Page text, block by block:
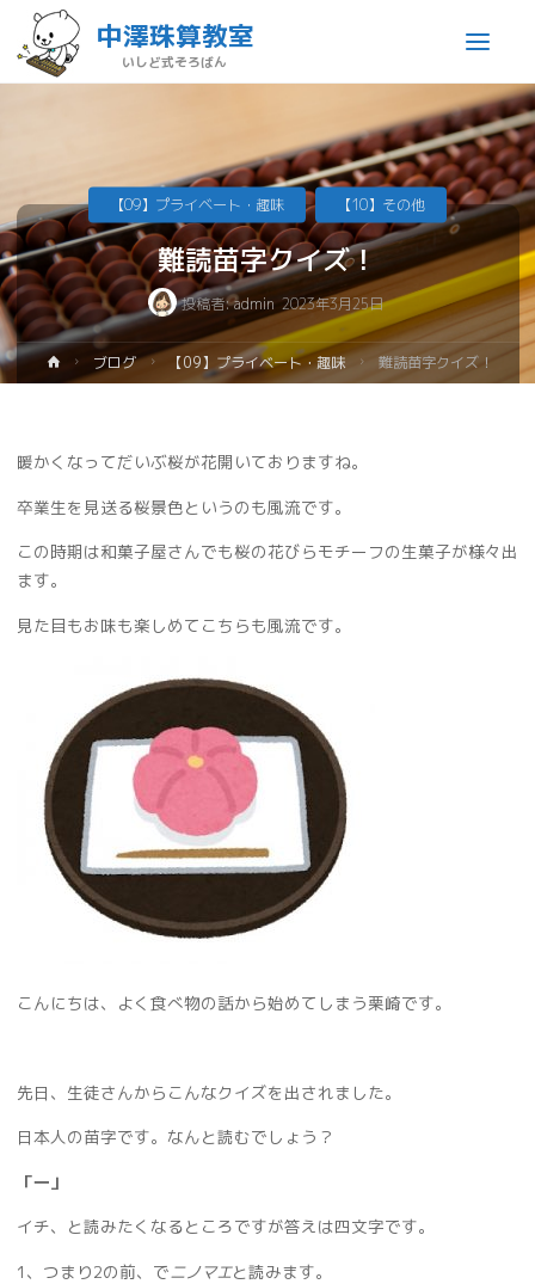
中澤珠算教室
いしど式そろばん
難読苗字クイズ！
投稿者:admin 2023年3月25日
【09】プライベート・趣味 【10】その他
ブログ 【09】プライベート・趣味 難読苗字クイズ！
暖かくなってだいぶ桜が花開いておりますね。
卒業生を見送る桜景色というのも風流です。
この時期は和菓子屋さんでも桜の花びらモチーフの生菓子が様々出
ます。
見た目もお味も楽しめてこちらも風流です。
こんにちは、よく食べ物の話から始めてしまう栗崎です。
先日、生徒さんからこんなクイズを出されました。
日本人の苗字です。なんと読むでしょう？
「一」
イチ、と読みたくなるところですが答えは四文字です。
1、つまり2の前、でニノマエと読みます。